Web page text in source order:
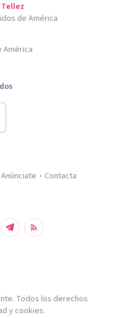
de América
América
Anúnciate Contacta
Todos los derechos
y cookies.